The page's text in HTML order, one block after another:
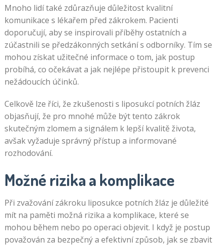
Mnoho lidí také zdůrazňuje důležitost kvalitní
komunikace s lékařem před zákrokem. Pacienti
doporučují, aby se inspirovali příběhy ostatních a
zúčastnili se předzákonných setkání s odborníky. Tím se
mohou získat užitečné informace o tom, jak postup
probíhá, co očekávat a jak nejlépe přistoupit k prevenci
nežádoucích účinků.
Celkově lze říci, že zkušenosti s liposukcí potních žláz
objasňují, že pro mnohé může být tento zákrok
skutečným zlomem a signálem k lepší kvalitě života,
avšak vyžaduje správný přístup a informované
rozhodování.
Možné rizika a komplikace
Při zvažování zákroku liposukce potních žláz je důležité
mít na paměti možná rizika a komplikace, které se
mohou během nebo po operaci objevit. I když je postup
považován za bezpečný a efektivní způsob, jak se zbavit